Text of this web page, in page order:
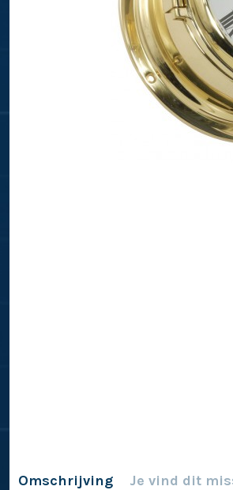
Omschrijving Je vind dit